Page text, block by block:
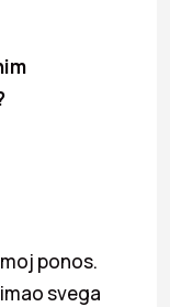
ponos.
svega